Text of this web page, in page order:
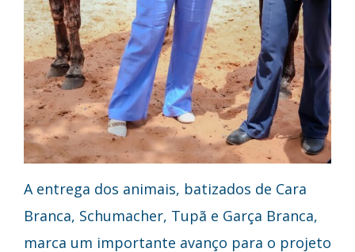
A entrega dos animais, batizados de Cara
Branca, Schumacher, Tupã e Garça Branca,
marca um importante avanço para o projeto